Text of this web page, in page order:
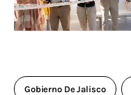
Gobierno De Jalisco